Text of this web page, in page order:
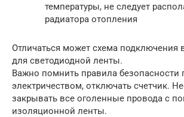
температуры, не следует
радиатора отопления
Отличаться может схема подключения
для светодиодной ленты.
Важно помнить правила безопасности
электричеством, отключать счетчик.
закрывать все оголенные провода с
изоляционной ленты.